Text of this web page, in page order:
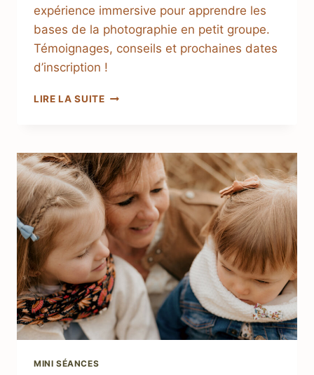
expérience immersive pour apprendre les
bases de la photographie en petit groupe.
Témoignages, conseils et prochaines dates
d’inscription !
LIRE LA SUITE
MINI SÉANCES